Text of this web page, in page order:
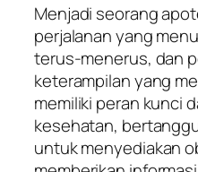
Menjadi seorang
perjalanan yang
terus-menerus, dan
keterampilan yang
memiliki peran kunci
kesehatan,
untuk menyediakan